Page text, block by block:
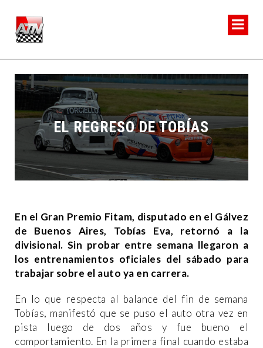
EL REGRESO DE TOBÍAS
En el Gran Premio Fitam, disputado en el Gálvez
de Buenos Aires, Tobías Eva, retornó a la
divisional. Sin probar entre semana llegaron a
los entrenamientos oficiales del sábado para
trabajar sobre el auto ya en carrera.
En lo que respecta al balance del fin de semana
Tobías, manifestó que se puso el auto otra vez en
pista luego de dos años y fue bueno el
comportamiento. En la primera final cuando estaba